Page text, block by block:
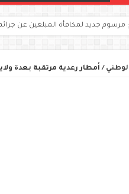
مرسوم جديد لمكافأة المبلغين عن
/ أمطار رعدية مرتقبة بعدة